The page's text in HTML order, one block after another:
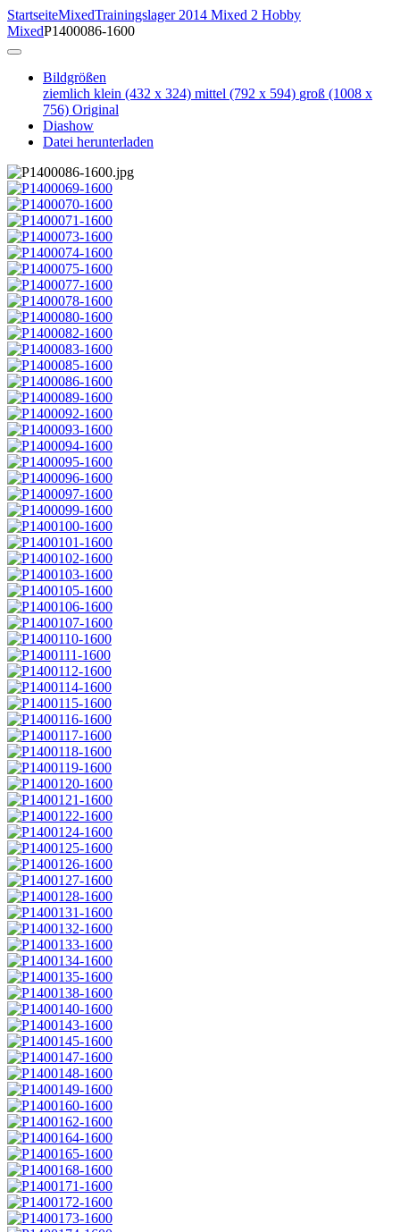
StartseiteMixedTrainingslager 2014 Mixed 2 Hobby
MixedP1400086-1600
Bildgrößen
ziemlich klein (432 x 324) mittel (792 x 594) groß (1008 x
756) Original
Diashow
Datei herunterladen